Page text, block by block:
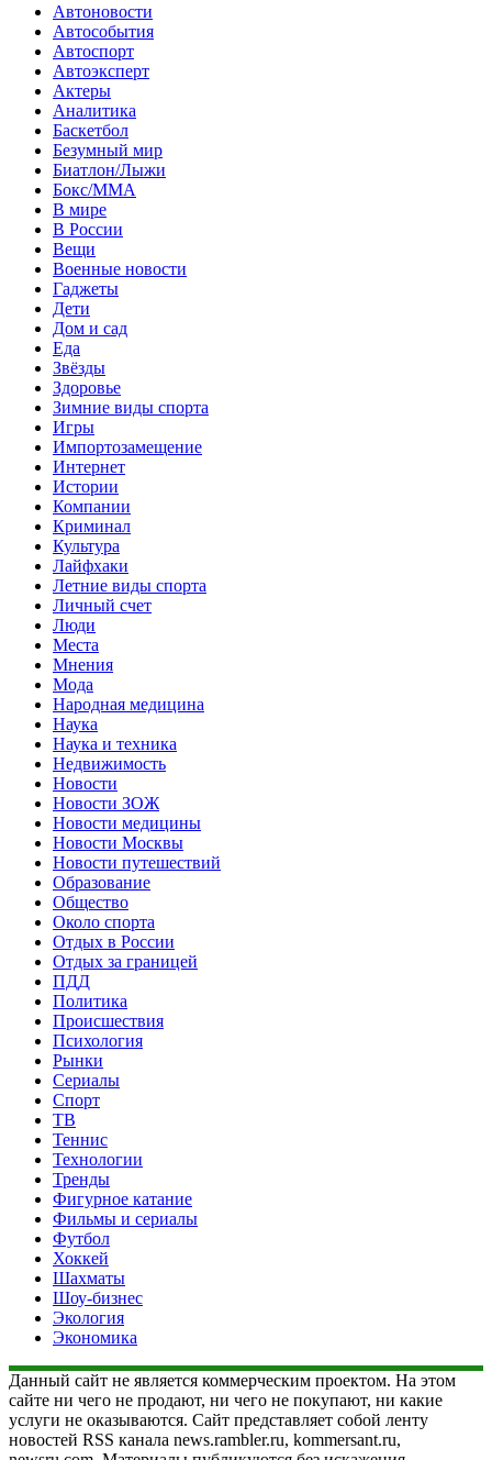
Автоновости
Автособытия
Автоспорт
Автоэксперт
Актеры
Аналитика
Баскетбол
Безумный мир
Биатлон/Лыжи
Бокс/MMA
В мире
В России
Вещи
Военные новости
Гаджеты
Дети
Дом и сад
Еда
Звёзды
Здоровье
Зимние виды спорта
Игры
Импортозамещение
Интернет
Истории
Компании
Криминал
Культура
Лайфхаки
Летние виды спорта
Личный счет
Люди
Места
Мнения
Мода
Народная медицина
Наука
Наука и техника
Недвижимость
Новости
Новости ЗОЖ
Новости медицины
Новости Москвы
Новости путешествий
Образование
Общество
Около спорта
Отдых в России
Отдых за границей
ПДД
Политика
Происшествия
Психология
Рынки
Сериалы
Спорт
ТВ
Теннис
Технологии
Тренды
Фигурное катание
Фильмы и сериалы
Футбол
Хоккей
Шахматы
Шоу-бизнес
Экология
Экономика
Данный сайт не является коммерческим проектом. На этом
сайте ни чего не продают, ни чего не покупают, ни какие
услуги не оказываются. Сайт представляет собой ленту
новостей RSS канала news.rambler.ru, kommersant.ru,